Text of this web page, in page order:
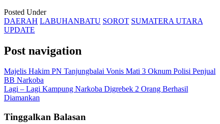
Posted Under
DAERAH LABUHANBATU SOROT SUMATERA UTARA
UPDATE
Post navigation
Majelis Hakim PN Tanjungbalai Vonis Mati 3 Oknum Polisi Penjual
BB Narkoba
Lagi – Lagi Kampung Narkoba Digrebek 2 Orang Berhasil
Diamankan
Tinggalkan Balasan